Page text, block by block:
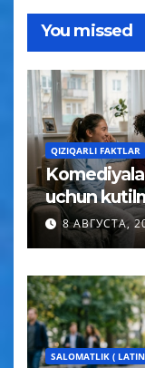
You missed
QIZIQARLI FAKTLAR
uchun
8 АВГУСТА,
SALOMATLIK (